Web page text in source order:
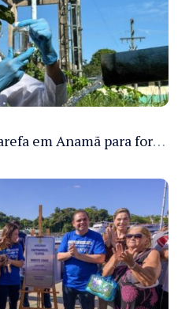
Cosama inicia força-tarefa em Anamã para fortalecer abastecimento de água e segurança hídrica da população